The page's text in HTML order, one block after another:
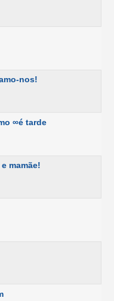
nos!
∞é tarde
mamãe!